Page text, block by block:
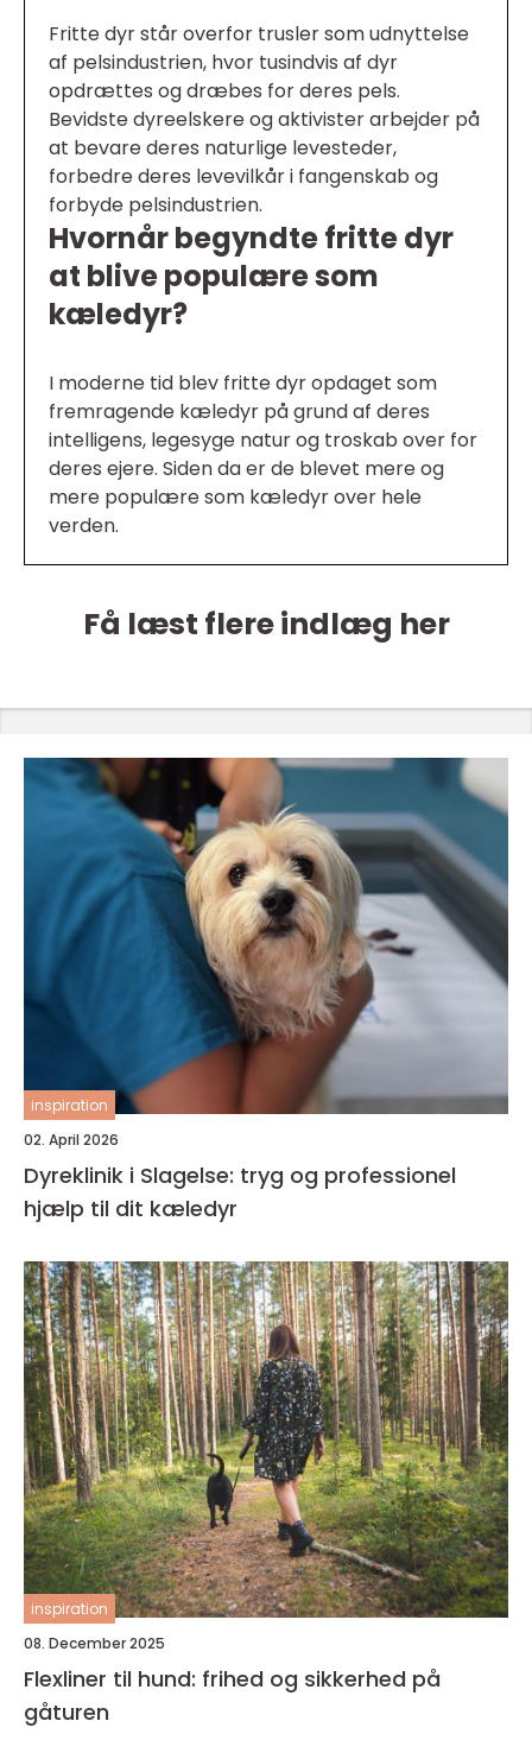
Fritte dyr står overfor trusler som udnyttelse
af pelsindustrien, hvor tusindvis af dyr
opdrættes og dræbes for deres pels.
Bevidste dyreelskere og aktivister arbejder på
at bevare deres naturlige levesteder,
forbedre deres levevilkår i fangenskab og
forbyde pelsindustrien.
Hvornår begyndte fritte dyr
at blive populære som
kæledyr?
I moderne tid blev fritte dyr opdaget som
fremragende kæledyr på grund af deres
intelligens, legesyge natur og troskab over for
deres ejere. Siden da er de blevet mere og
mere populære som kæledyr over hele
verden.
Få læst flere indlæg her
inspiration
02. April 2026
Dyreklinik i Slagelse: tryg og professionel
hjælp til dit kæledyr
inspiration
08. December 2025
Flexliner til hund: frihed og sikkerhed på
gåturen